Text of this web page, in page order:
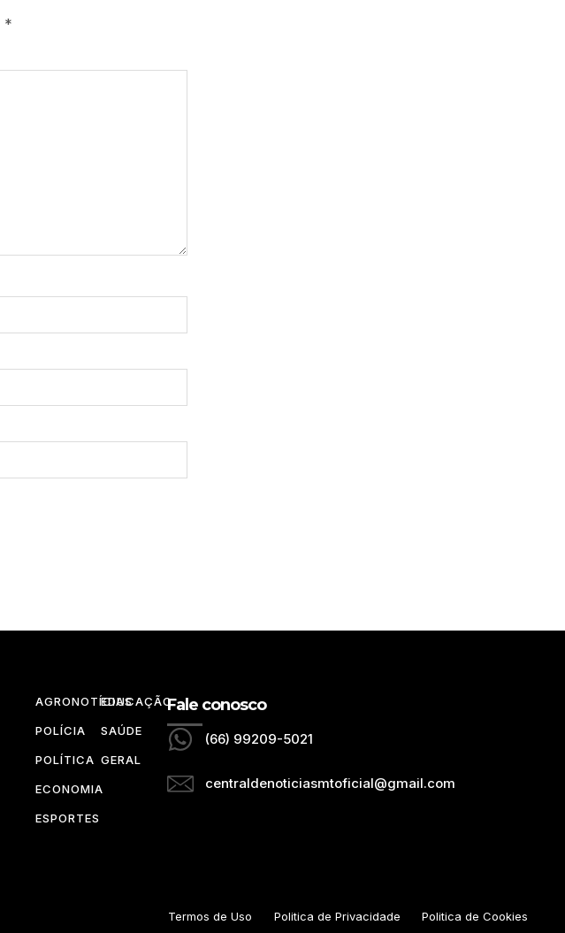
*
AGRONOTÍCIAS
POLÍCIA
POLÍTICA
ECONOMIA
ESPORTES
EDUCAÇÃO
SAÚDE
GERAL
Fale conosco
(66) 99209-5021
centraldenoticiasmtoficial@gmail.com
Termos de Uso Politica de Privacidade Politica de Cookies